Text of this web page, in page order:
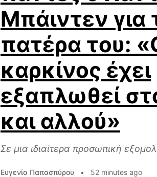
Μπάιντεν για
πατέρα του:
καρκίνος έχει
εξαπλωθεί
και αλλού»
Σε μια ιδιαίτερα προσωπική
Ευγενία Παπασπύρου • 52 minutes ago